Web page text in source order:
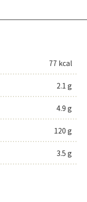
77 kcal
2.1 g
4.9 g
120 g
3.5 g